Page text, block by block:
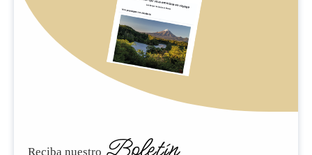
Reciba nuestro